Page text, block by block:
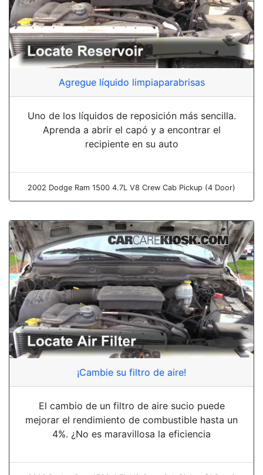
Agregue líquido limpiaparabrisas
Uno de los líquidos de reposición más sencilla.
Aprenda a abrir el capó y a encontrar el
recipiente en su auto
2002 Dodge Ram 1500 4.7L V8 Crew Cab Pickup (4 Door)
¡Cambie su filtro de aire!
El cambio de un filtro de aire sucio puede
mejorar el rendimiento de combustible hasta un
4%. ¿No es maravillosa la eficiencia